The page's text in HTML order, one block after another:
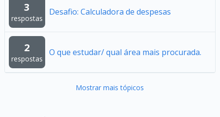
3
respostas
Desafio: Calculadora de despesas
2
respostas
O que estudar/ qual área mais procurada.
Mostrar mais tópicos